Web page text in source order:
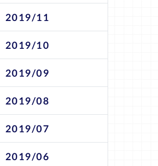
2019/11
2019/10
2019/09
2019/08
2019/07
2019/06